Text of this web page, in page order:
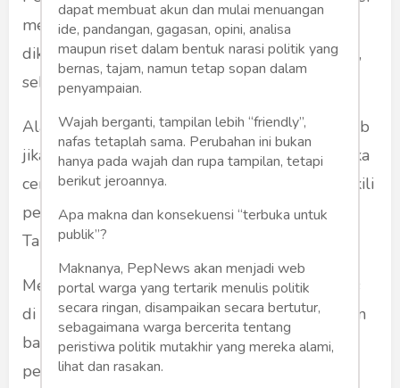
mengganggu kebebasan pers.’. Lebih lanjut
dikatakan anggota Dewan Pers Asep Setiawan,
sebaiknya buzzer ditiadakan.
Alasannya, sudah ada pejabat humas menjawab
jika kritik pers perlu direspons. Haduh, ini logika
cemana? Dewan adalah ke-dewa-an, ia mewakili
pemikiran yang substansial, tinggi dan mulia.
Tapi lha ini kok picik bener?
Menyandingkan buzzer dengan pejabat humas
di pemerintahan, adalah pemikiran yang kadrun
banget. Nggak usah baper, kadrun hanyalah
penyamaan untuk oknum yang suka
dapat membuat akun dan mulai menuangan
ide, pandangan, gagasan, opini, analisa
maupun riset dalam bentuk narasi politik yang
bernas, tajam, namun tetap sopan dalam
penyampaian.
Wajah berganti, tampilan lebih “friendly”,
nafas tetaplah sama. Perubahan ini bukan
hanya pada wajah dan rupa tampilan, tetapi
berikut jeroannya.
Apa makna dan konsekuensi “terbuka untuk
publik”?
Maknanya, PepNews akan menjadi web
portal warga yang tertarik menulis politik
secara ringan, disampaikan secara bertutur,
sebagaimana warga bercerita tentang
peristiwa politik mutakhir yang mereka alami,
lihat dan rasakan.